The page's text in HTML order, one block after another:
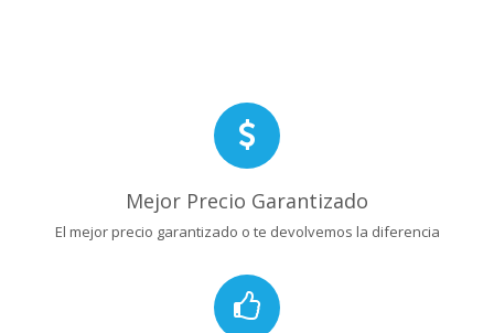
Mejor Precio Garantizado
El mejor precio garantizado o te devolvemos la diferencia